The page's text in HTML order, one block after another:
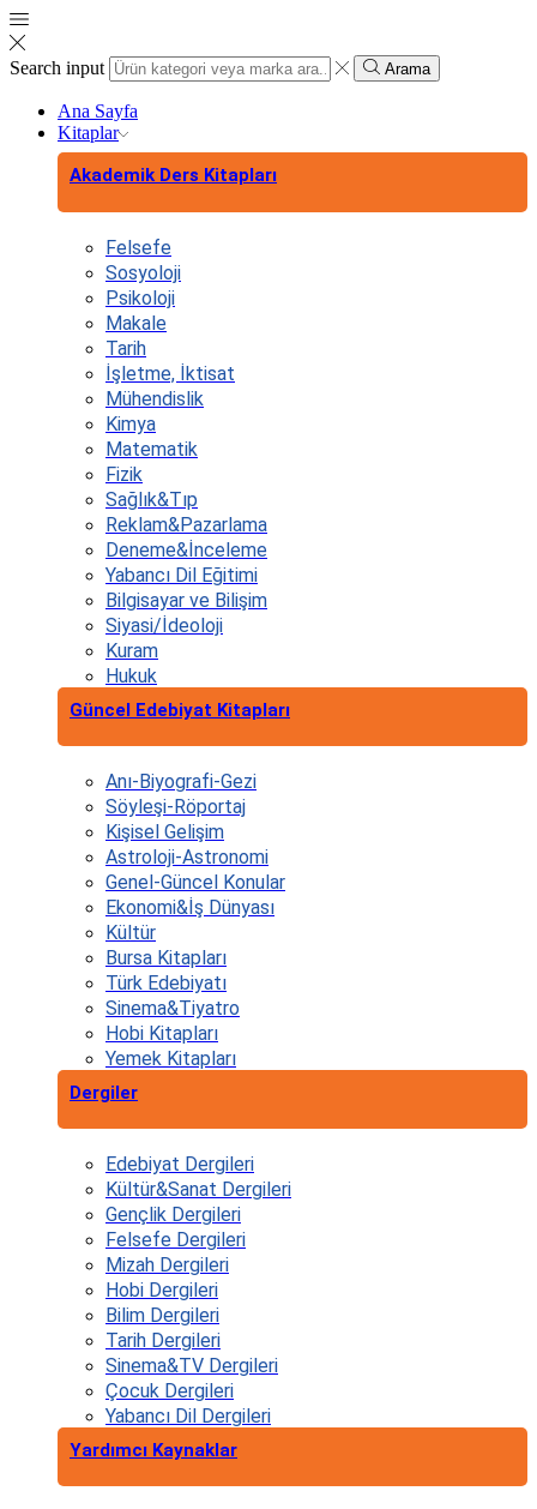
Search input Arama
Ana Sayfa
Kitaplar
Akademik Ders Kitapları
Felsefe
Sosyoloji
Psikoloji
Makale
Tarih
İşletme, İktisat
Mühendislik
Kimya
Matematik
Fizik
Sağlık&Tıp
Reklam&Pazarlama
Deneme&İnceleme
Yabancı Dil Eğitimi
Bilgisayar ve Bilişim
Siyasi/İdeoloji
Kuram
Hukuk
Güncel Edebiyat Kitapları
Anı-Biyografi-Gezi
Söyleşi-Röportaj
Kişisel Gelişim
Astroloji-Astronomi
Genel-Güncel Konular
Ekonomi&İş Dünyası
Kültür
Bursa Kitapları
Türk Edebiyatı
Sinema&Tiyatro
Hobi Kitapları
Yemek Kitapları
Dergiler
Edebiyat Dergileri
Kültür&Sanat Dergileri
Gençlik Dergileri
Felsefe Dergileri
Mizah Dergileri
Hobi Dergileri
Bilim Dergileri
Tarih Dergileri
Sinema&TV Dergileri
Çocuk Dergileri
Yabancı Dil Dergileri
Yardımcı Kaynaklar